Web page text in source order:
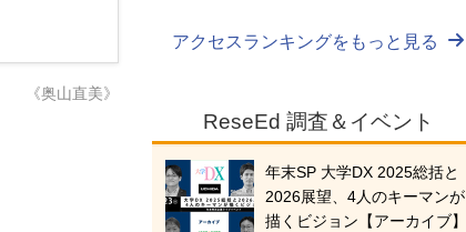
《奥山直美》
アクセスランキングをもっと見る
ReseEd 調査＆イベント
年末SP 大学DX 2025総括と
2026展望、4人のキーマンが
描くビジョン【アーカイブ】